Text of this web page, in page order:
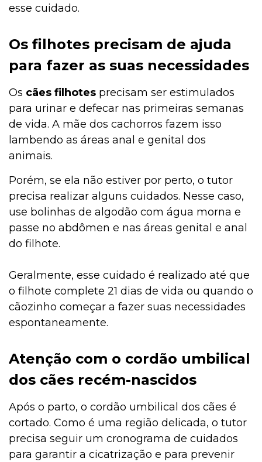
esse cuidado.
Os filhotes precisam de ajuda
para fazer as suas necessidades
Os cães filhotes precisam ser estimulados
para urinar e defecar nas primeiras semanas
de vida. A mãe dos cachorros fazem isso
lambendo as áreas anal e genital dos
animais.
Porém, se ela não estiver por perto, o tutor
precisa realizar alguns cuidados. Nesse caso,
use bolinhas de algodão com água morna e
passe no abdômen e nas áreas genital e anal
do filhote.
Geralmente, esse cuidado é realizado até que
o filhote complete 21 dias de vida ou quando o
cãozinho começar a fazer suas necessidades
espontaneamente.
Atenção com o cordão umbilical
dos cães recém-nascidos
Após o parto, o cordão umbilical dos cães é
cortado. Como é uma região delicada, o tutor
precisa seguir um cronograma de cuidados
para garantir a cicatrização e para prevenir